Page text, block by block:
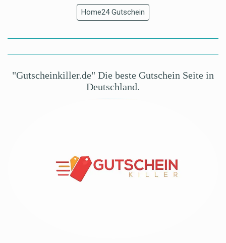
Home24 Gutschein
"Gutscheinkiller.de" Die beste Gutschein Seite in
Deutschland.